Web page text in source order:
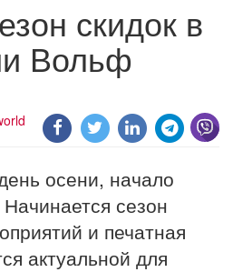
скидок в
Вольф
осени, начало
сезон
и печатная
актуальной для